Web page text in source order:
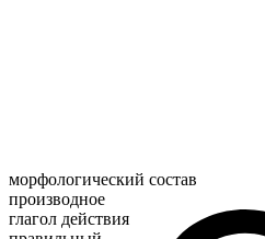
морфологический состав
производное
глагол действия